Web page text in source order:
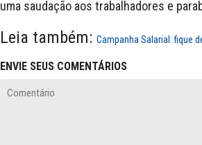
uma saudação aos trabalhadores e
Leia também: Campanha Salarial: fique
ENVIE SEUS COMENTÁRIOS